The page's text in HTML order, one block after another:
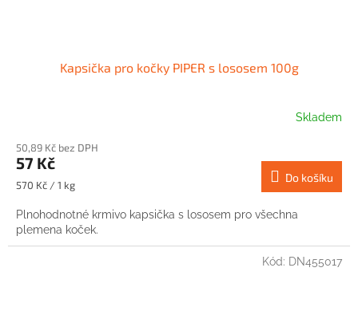
Kapsička pro kočky PIPER s lososem 100g
Skladem
50,89 Kč bez DPH
57 Kč
Měrná
570 Kč / 1 kg
Do košíku
Plnohodnotné krmivo kapsička s lososem pro všechna
plemena koček.
Kód: DN455017